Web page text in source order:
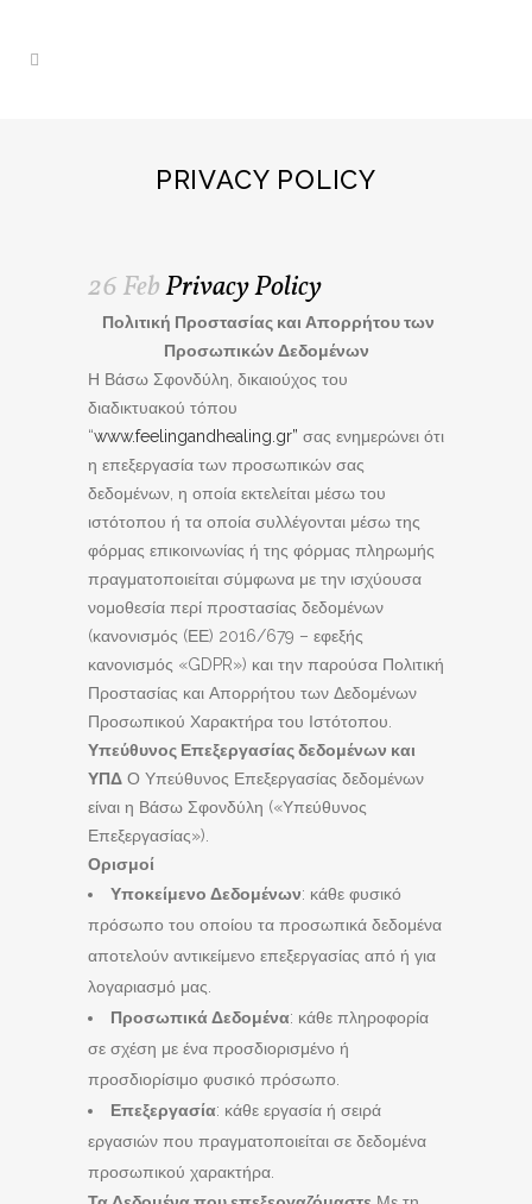
PRIVACY POLICY
26 FebPrivacy Policy
Πολιτική Προστασίας και Απορρήτου των
Προσωπικών Δεδομένων
Η Βάσω Σφονδύλη, δικαιούχος του
διαδικτυακού τόπου
“www.feelingandhealing.gr” σας ενημερώνει ότι
η επεξεργασία των προσωπικών σας
δεδομένων, η οποία εκτελείται μέσω του
ιστότοπου ή τα οποία συλλέγονται μέσω της
φόρμας επικοινωνίας ή της φόρμας πληρωμής
πραγματοποιείται σύμφωνα με την ισχύουσα
νομοθεσία περί προστασίας δεδομένων
(κανονισμός (ΕΕ) 2016/679 – εφεξής
κανονισμός «GDPR») και την παρούσα Πολιτική
Προστασίας και Απορρήτου των Δεδομένων
Προσωπικού Χαρακτήρα του Ιστότοπου.
Υπεύθυνος Επεξεργασίας δεδομένων και
ΥΠΔ Ο Υπεύθυνος Επεξεργασίας δεδομένων
είναι η Βάσω Σφονδύλη («Υπεύθυνος
Επεξεργασίας»).
Ορισμοί
Υποκείμενο Δεδομένων: κάθε φυσικό
πρόσωπο του οποίου τα προσωπικά δεδομένα
αποτελούν αντικείμενο επεξεργασίας από ή για
λογαριασμό μας.
Προσωπικά Δεδομένα: κάθε πληροφορία
σε σχέση με ένα προσδιορισμένο ή
προσδιορίσιμο φυσικό πρόσωπο.
Επεξεργασία: κάθε εργασία ή σειρά
εργασιών που πραγματοποιείται σε δεδομένα
προσωπικού χαρακτήρα.